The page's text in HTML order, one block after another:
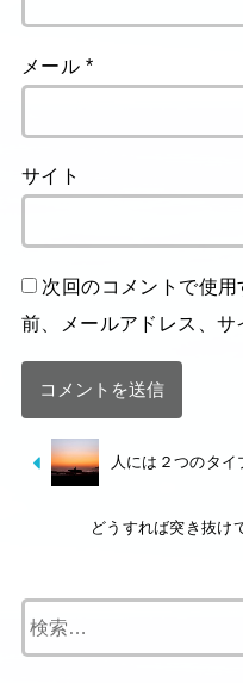
メール *
サイト
次回のコメントで使
前、メールアドレス、サ
人には２つのタイ
どうすれば突き抜け